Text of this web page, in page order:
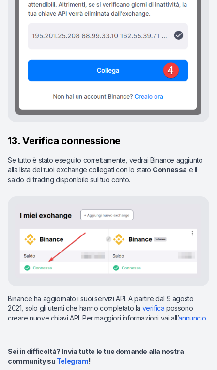
13. Verifica connessione
Se tutto è stato eseguito correttamente, vedrai Binance aggiunto
alla lista dei tuoi exchange collegati con lo stato Connessa e il
saldo di trading disponibile sul tuo conto.
Binance ha aggiornato i suoi servizi API. A partire dal 9 agosto
2021, solo gli utenti che hanno completato la verifica possono
creare nuove chiavi API. Per maggiori informazioni vai all’annuncio.
Sei in difficoltà? Invia tutte le tue domande alla nostra
community su Telegram!